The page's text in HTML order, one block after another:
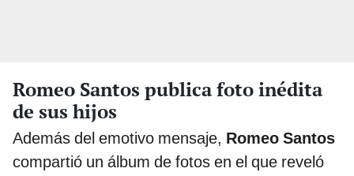
Romeo Santos publica foto inédita
de sus hijos
Además del emotivo mensaje, Romeo Santos
compartió un álbum de fotos en el que reveló